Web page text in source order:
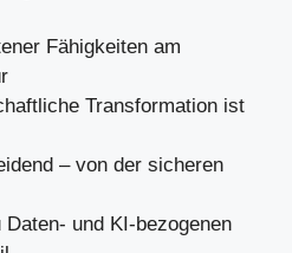
Fähigkeiten am
Transformation ist
– von der sicheren
und KI-bezogenen